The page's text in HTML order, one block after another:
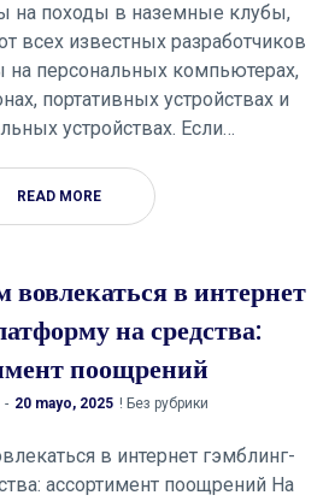
на походы в наземные клубы,
всех известных разработчиков
на персональных компьютерах,
портативных устройствах и
устройствах. Если…
READ MORE
в интернет
на средства:
поощрений
20 mayo, 2025 ! Без рубрики
в интернет гэмблинг-
ассортимент поощрений На